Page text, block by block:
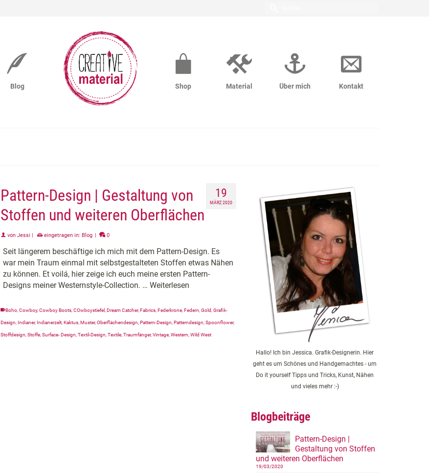
Blog Shop Material Über mich Kontakt
19
MÄRZ 2020
Pattern-Design | Gestaltung von
Stoffen und weiteren Oberflächen
von Jessi eingetragen in: Blog 0
Seit längerem beschäftige ich mich mit dem Pattern-Design. Es
war mein Traum einmal mit selbstgestalteten Stoffen etwas Nähen
zu können. Et voilá, hier zeige ich euch meine ersten Pattern-
Designs meiner Westernstyle-Collection. … Weiterlesen
Boho,Cowboy,Cowboy Boots,COwboystiefel,Dream Catcher,Fabrics,Federkrone,Federn,Gold,Grafik-
Design,Indianer,Indianerzelt,Kaktus,Muster,Oberflächendesign,Pattern-Design,Patterndesign,Spoonflower,
Stoffdesign,Stoffe,Surface- Design,Textil-Design,Textile,Traumfänger,Vintage,Western,Wild West
Hallo! Ich bin Jessica. Grafik-Designerin. Hier
geht es um Schönes und Handgemachtes - um
Do it yourself Tipps und Tricks, Kunst, Nähen
und vieles mehr :-)
Blogbeiträge
Pattern-Design |
Gestaltung von Stoffen
und weiteren Oberflächen
19/03/2020